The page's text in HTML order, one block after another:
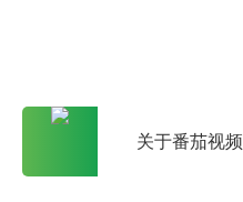
关于番茄视频